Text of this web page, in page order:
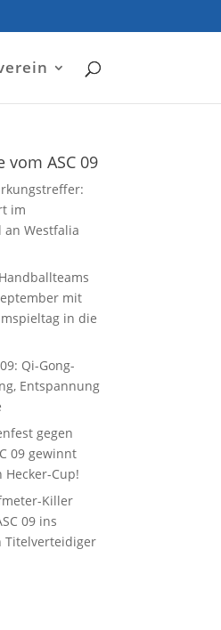
vom ASC 09
im
an Westfalia
mit
in die
Qi-Gong-
Entspannung
gegen
09 gewinnt
Cup!
Killer
09 ins
Titelverteidiger